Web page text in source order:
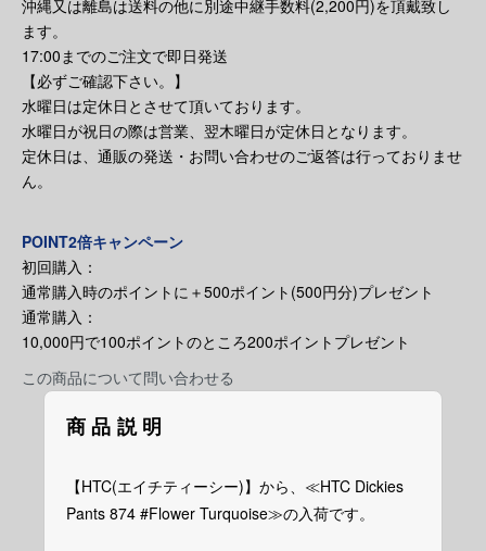
沖縄又は離島は送料の他に別途中継手数料(2,200円)を頂戴致し
ます。
17:00までのご注文で即日発送
【必ずご確認下さい。】
水曜日は定休日とさせて頂いております。
水曜日が祝日の際は営業、翌木曜日が定休日となります。
定休日は、通販の発送・お問い合わせのご返答は行っておりませ
ん。
POINT2倍キャンペーン
初回購入：
通常購入時のポイントに＋500ポイント(500円分)プレゼント
通常購入：
10,000円で100ポイントのところ200ポイントプレゼント
この商品について問い合わせる
商品説明
【HTC(エイチティーシー)】から、≪HTC Dickies
Pants 874 #Flower Turquoise≫の入荷です。